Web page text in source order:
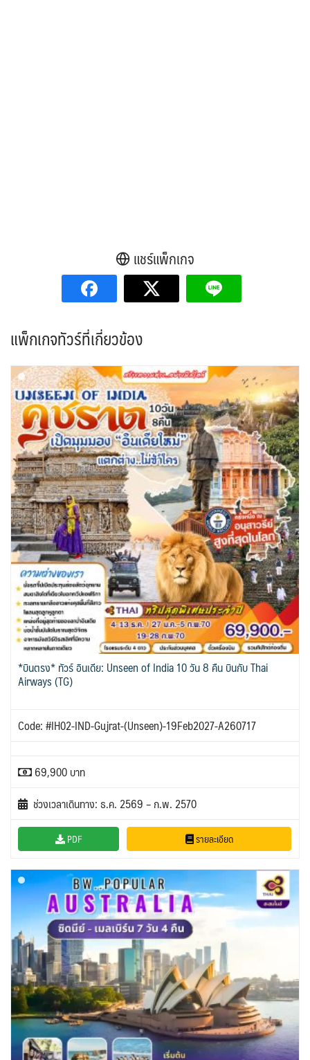
แชร์แพ็กเกจ
แพ็กเกจทัวร์ที่เกี่ยวข้อง
*บินตรง* ทัวร์ อินเดีย: Unseen of India 10 วัน 8 คืน บินกับ Thai
Airways (TG)
Code: #IH02-IND-Gujrat-(Unseen)-19Feb2027-A260717
69,900 บาท
ช่วงเวลาเดินทาง: ธ.ค. 2569 – ก.พ. 2570
PDF รายละเอียด